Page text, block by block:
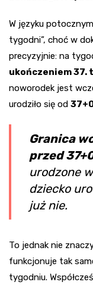
W języku
tygodni”, choć w
precyzyjnie: na
ukończeniem 37.
noworodek jest
urodziło się od
Granica
przed
urodzone
dziecko
już nie.
To jednak nie
funkcjonuje tak
tygodniu.